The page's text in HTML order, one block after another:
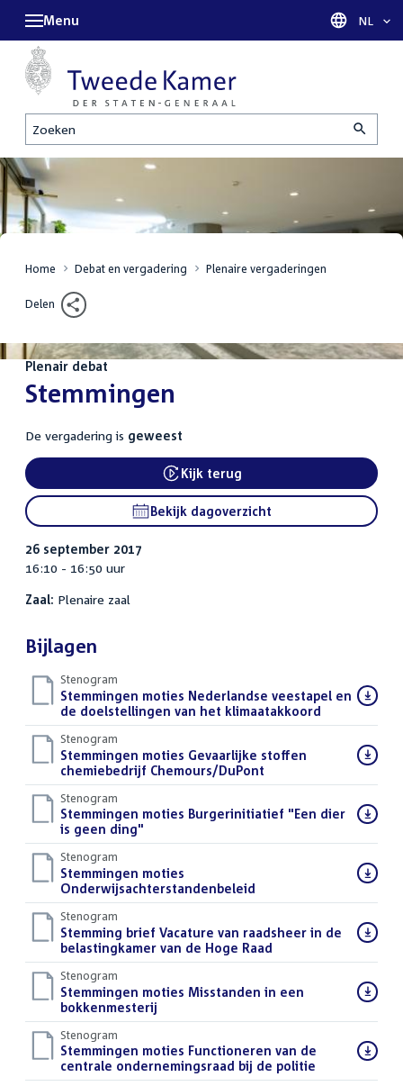
Zoeken
Menu Taal
NL
Home Debat en vergadering Plenaire vergaderingen
Delen
Plenair debat
:Stemmingen
De vergadering is geweest
External link:
Kijk terug
Bekijk dagoverzicht
26 september 2017
16:10 - 16:50 uur
Zaal: Plenaire zaal
Bijlagen
Stenogram
Download
bestand:
Stemmingen moties Nederlandse veestapel en
de doelstellingen van het klimaatakkoord
Stenogram
Download
bestand:
Stemmingen moties Gevaarlijke stoffen
chemiebedrijf Chemours/DuPont
Stenogram
Download
bestand:
Stemmingen moties Burgerinitiatief "Een dier
is geen ding"
Stenogram
Download
bestand:
Stemmingen moties
Onderwijsachterstandenbeleid
Stenogram
Download
bestand:
Stemming brief Vacature van raadsheer in de
belastingkamer van de Hoge Raad
Stenogram
Download
bestand:
Stemmingen moties Misstanden in een
bokkenmesterij
Stenogram
Download
bestand:
Stemmingen moties Functioneren van de
centrale ondernemingsraad bij de politie